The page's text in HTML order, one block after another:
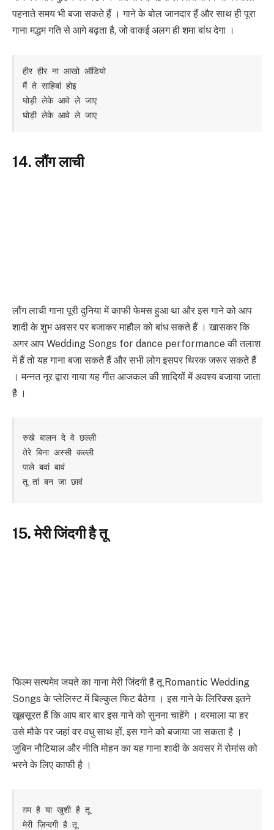
पहनाते समय भी बजा सकते हैं । गाने के बोल जानदार हैं और साथ ही पूरा
गाना मद्धम गति से आगे बढ़ता है, जो वाकई अलग ही शमा बांध देगा ।
हीर हीर ना आखो ऑडियो
मैं ते साहिबां होइ
घोड़ी लेके आवे ले जाए
घोड़ी लेके आवे ले जाए
14. लौंग लाची
लौंग लाची गाना पूरी दुनिया में काफी फेमस हुआ था और इस गाने को आप
शादी के शुभ अवसर पर बजाकर माहौल को बांध सकते हैं । खासकर कि
अगर आप Wedding Songs for dance performance की तलाश
में हैं तो यह गाना बजा सकते हैं और सभी लोग इसपर थिरक जरूर सकते हैं
। मन्नत नूर द्वारा गाया यह गीत आजकल की शादियों में अवश्य बजाया जाता
है ।
रुखे बालन दे वे छल्ली
तेरे बिना अस्सी कल्ली
पाले बवां बावं
तू तां बन जा छावं
15. मेरी जिंदगी है तू
फिल्म सत्यमेव जयते का गाना मेरी जिंदगी है तू Romantic Wedding
Songs के प्लेलिस्ट में बिल्कुल फिट बैठेगा । इस गाने के लिरिक्स इतने
खूबसूरत हैं कि आप बार बार इस गाने को सुनना चाहेंगे । वरमाला या हर
उसे मौके पर जहां वर वधु साथ हों, इस गाने को बजाया जा सकता है ।
जुबिन नौटियाल और नीति मोहन का यह गाना शादी के अवसर में रोमांस को
भरने के लिए काफी है ।
ग़म है या खुशी है तू
मेरी ज़िन्दगी है तू